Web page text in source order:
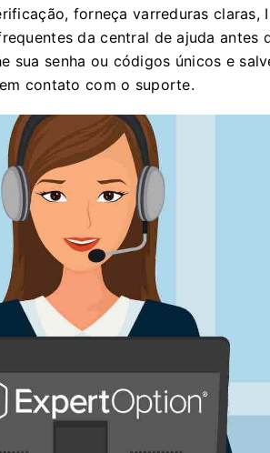
forneça varreduras claras,
da central de ajuda antes
sua senha ou códigos únicos e
contato com o suporte.